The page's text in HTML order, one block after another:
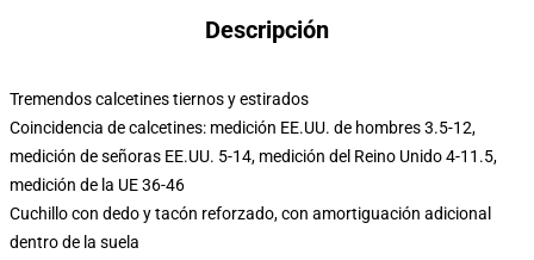
Descripción
Tremendos calcetines tiernos y estirados
Coincidencia de calcetines: medición EE.UU. de hombres 3.5-12,
medición de señoras EE.UU. 5-14, medición del Reino Unido 4-11.5,
medición de la UE 36-46
Cuchillo con dedo y tacón reforzado, con amortiguación adicional
dentro de la suela